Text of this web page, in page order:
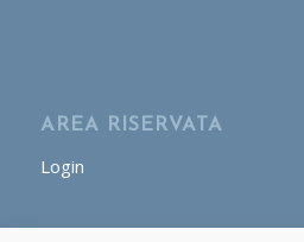
AREA RISERVATA
Login